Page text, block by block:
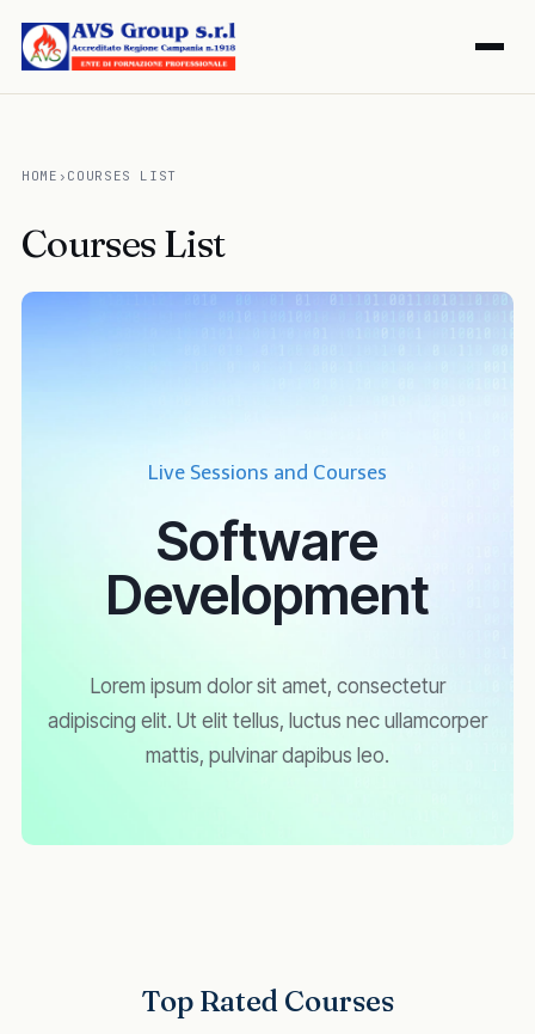
HOME › COURSES LIST
Courses List
Live Sessions and Courses
Software
Development
Lorem ipsum dolor sit amet, consectetur
adipiscing elit. Ut elit tellus, luctus nec ullamcorper
mattis, pulvinar dapibus leo.
Top Rated Courses